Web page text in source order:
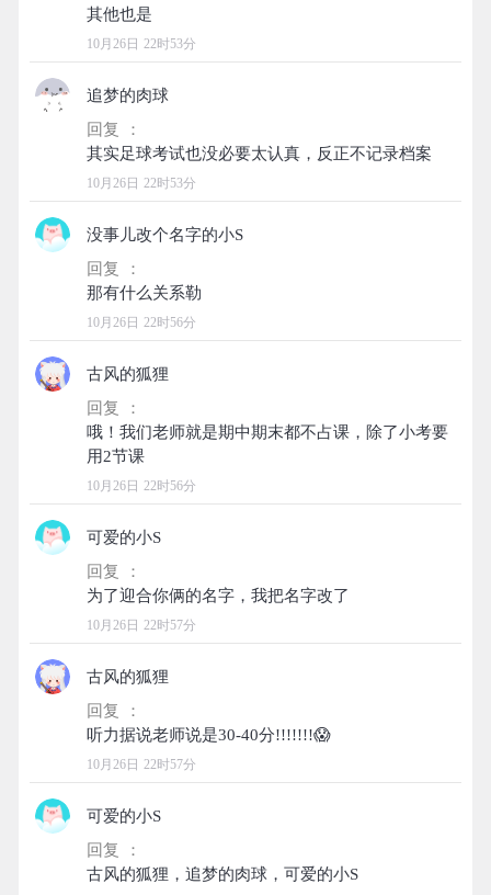
10月26日 22时53分
追梦的肉球
回复 ：
10月26日 22时53分
没事儿改个名字的小S
回复 ：
10月26日 22时56分
古风的狐狸
回复 ：
哦！我们老师就是期中期末都不占课，除了小考要
10月26日 22时56分
可爱的小S
回复 ：
10月26日 22时57分
古风的狐狸
回复 ：
10月26日 22时57分
可爱的小S
回复 ：